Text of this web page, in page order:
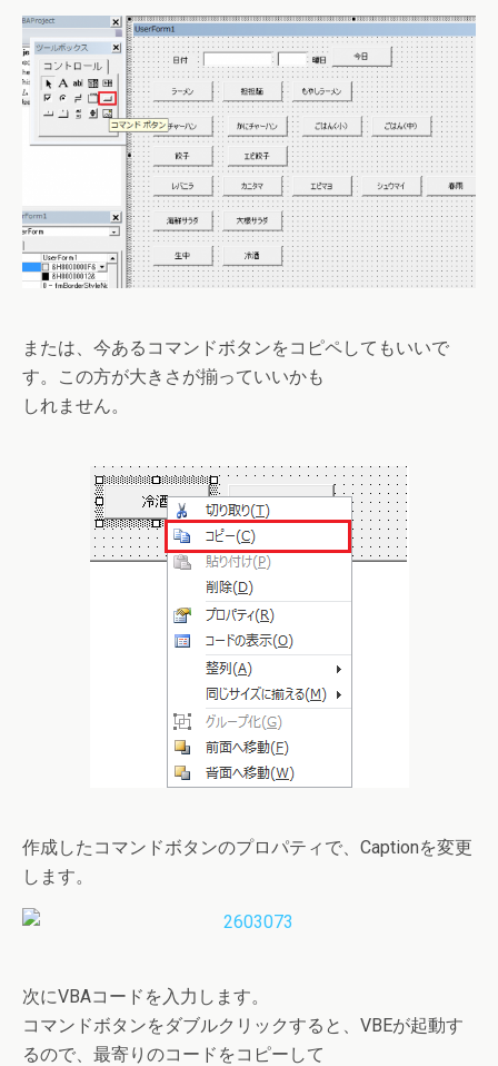
または、今あるコマンドボタンをコピペしてもいいで
す。この方が大きさが揃っていいかも
しれません。
作成したコマンドボタンのプロパティで、Captionを変更
します。
次にVBAコードを入力します。
コマンドボタンをダブルクリックすると、VBEが起動す
るので、最寄りのコードをコピーして